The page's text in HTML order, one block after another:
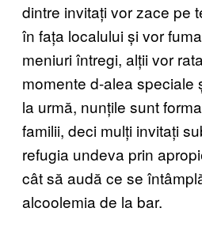
dintre invitați vor zace pe
în fața localului și vor
meniuri întregi, alții vor
momente d-alea speciale
la urmă, nunțile sunt
familii, deci mulți invitați
refugia undeva prin
cât să audă ce se
alcoolemia de la bar.